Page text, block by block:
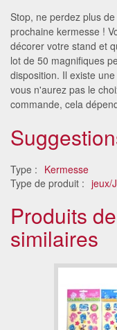
Stop, ne perdez plus
prochaine kermesse !
décorer votre stand et
lot de 50 magnifiques
disposition. Il existe
vous n'aurez pas le
commande, cela
Type : Kermesse
Type de produit : jeux/
Produits
similaires